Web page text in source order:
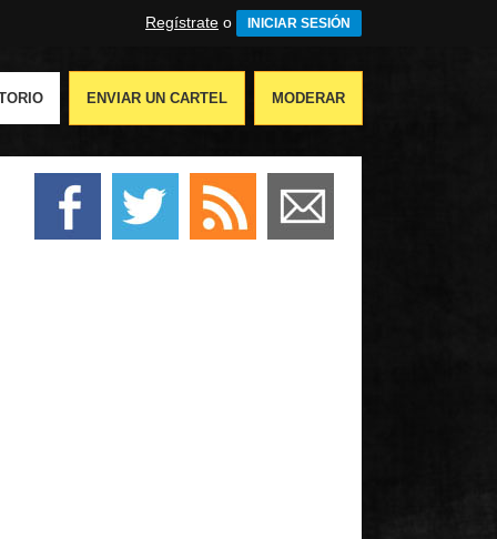
Regístrate o INICIAR SESIÓN
ENVIAR UN CARTEL MODERAR